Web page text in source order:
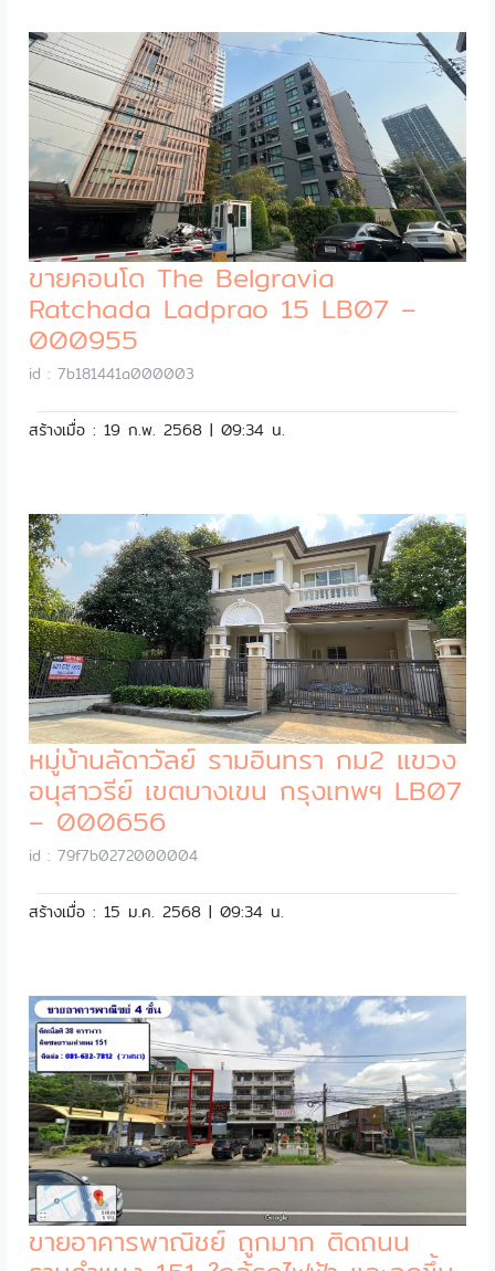
ขายคอนโด The Belgravia
Ratchada Ladprao 15 LB07 –
000955
id : 7b181441a000003
สร้างเมื่อ : 19 ก.พ. 2568 | 09:34 น.
หมู่บ้านลัดาวัลย์ รามอินทรา กม2 แขวง
อนุสาวรีย์ เขตบางเขน กรุงเทพฯ LB07
– 000656
id : 79f7b0272000004
สร้างเมื่อ : 15 ม.ค. 2568 | 09:34 น.
ขายอาคารพาณิชย์ ถูกมาก ติดถนน